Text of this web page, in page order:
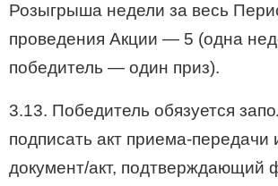
Розыгрыша недели за весь
проведения Акции — 5 (одна
победитель — один приз).
3.13. Победитель обязуется
подписать акт приема-передачи
документ/акт, подтверждающий